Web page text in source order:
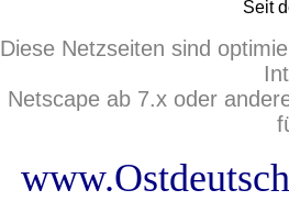
Seit
Diese Netzseiten sind
Netscape ab 7.x oder